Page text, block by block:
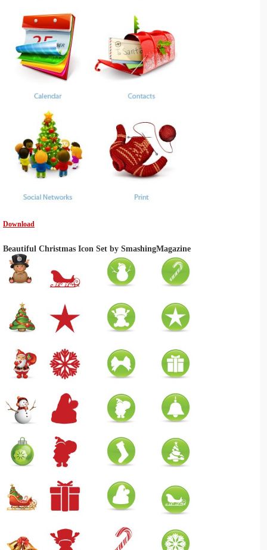
Download
Beautiful Christmas Icon Set by SmashingMagazine